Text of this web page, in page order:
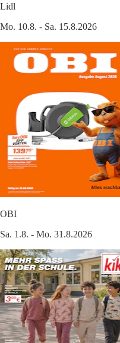
Lidl
Mo. 10.8. - Sa. 15.8.2026
OBI
Sa. 1.8. - Mo. 31.8.2026